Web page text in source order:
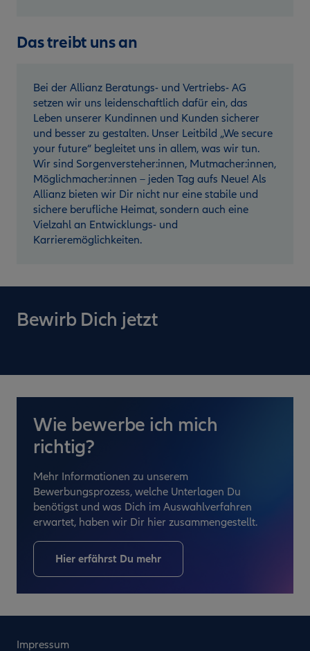
Das treibt uns an
Bei der Allianz Beratungs- und Vertriebs- AG
setzen wir uns leidenschaftlich dafür ein, das
Leben unserer Kundinnen und Kunden sicherer
und besser zu gestalten. Unser Leitbild „We secure
your future“ begleitet uns in allem, was wir tun.
Wir sind Sorgenversteher:innen, Mutmacher:innen,
Möglichmacher:innen – jeden Tag aufs Neue! Als
Allianz bieten wir Dir nicht nur eine stabile und
sichere berufliche Heimat, sondern auch eine
Vielzahl an Entwicklungs- und
Karrieremöglichkeiten.
Bewirb Dich jetzt
Wie bewerbe ich mich
richtig?
Mehr Informationen zu unserem
Bewerbungsprozess, welche Unterlagen Du
benötigst und was Dich im Auswahlverfahren
erwartet, haben wir Dir hier zusammengestellt.
Hier erfährst Du mehr
Impressum